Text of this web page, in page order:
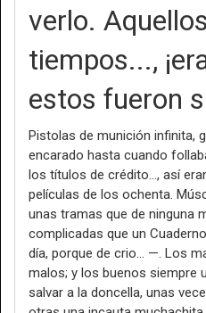
verlo.
tiempos...,
estos fueron
Pistolas de munición infinita,
encarado hasta cuando
los títulos de crédito…, así
películas de los ochenta.
unas tramas que de ninguna
complicadas que un
día, porque de crio… —. Los
malos; y los buenos siempre
salvar a la doncella, unas